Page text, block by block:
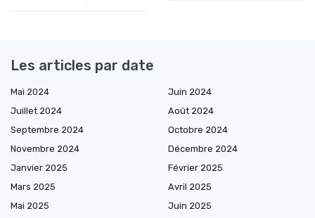
Les articles par date
Mai 2024
Juin 2024
Juillet 2024
Août 2024
Septembre 2024
Octobre 2024
Novembre 2024
Décembre 2024
Janvier 2025
Février 2025
Mars 2025
Avril 2025
Mai 2025
Juin 2025